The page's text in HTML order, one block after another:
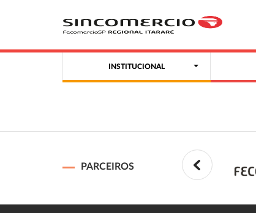
INSTITUCIONAL
PARCEIROS